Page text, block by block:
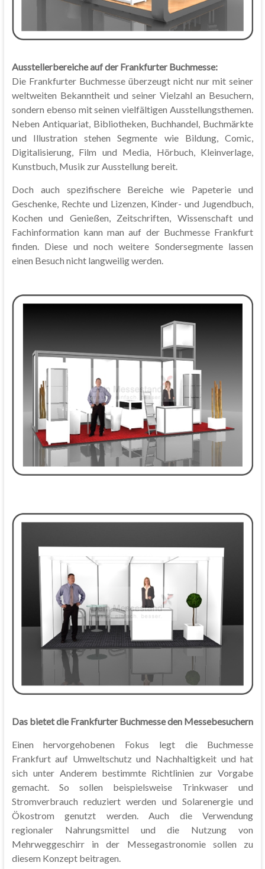
Ausstellerbereiche auf der Frankfurter Buchmesse:
Die Frankfurter Buchmesse überzeugt nicht nur mit seiner
weltweiten Bekanntheit und seiner Vielzahl an Besuchern,
sondern ebenso mit seinen vielfältigen Ausstellungsthemen.
Neben Antiquariat, Bibliotheken, Buchhandel, Buchmärkte
und Illustration stehen Segmente wie Bildung, Comic,
Digitalisierung, Film und Media, Hörbuch, Kleinverlage,
Kunstbuch, Musik zur Ausstellung bereit.
Doch auch spezifischere Bereiche wie Papeterie und
Geschenke, Rechte und Lizenzen, Kinder- und Jugendbuch,
Kochen und Genießen, Zeitschriften, Wissenschaft und
Fachinformation kann man auf der Buchmesse Frankfurt
finden. Diese und noch weitere Sondersegmente lassen
einen Besuch nicht langweilig werden.
Das bietet die Frankfurter Buchmesse den Messebesuchern
Einen hervorgehobenen Fokus legt die Buchmesse
Frankfurt auf Umweltschutz und Nachhaltigkeit und hat
sich unter Anderem bestimmte Richtlinien zur Vorgabe
gemacht. So sollen beispielsweise Trinkwaser und
Stromverbrauch reduziert werden und Solarenergie und
Ökostrom genutzt werden. Auch die Verwendung
regionaler Nahrungsmittel und die Nutzung von
Mehrweggeschirr in der Messegastronomie sollen zu
diesem Konzept beitragen.